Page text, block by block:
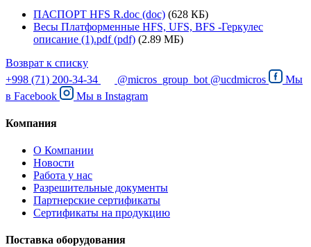
ПАСПОРТ HFS R.doc (doc) (628 КБ)
Весы Платформенные HFS, UFS, BFS -Геркулес
описание (1).pdf (pdf) (2.89 МБ)
Возврат к списку
+998 (71) 200-34-34
@micros_group_bot @ucdmicros
Мы
в Facebook Мы в Instagram
Компания
О Компании
Новости
Работа у нас
Разрешительные документы
Партнерские сертификаты
Сертификаты на продукцию
Поставка оборудования